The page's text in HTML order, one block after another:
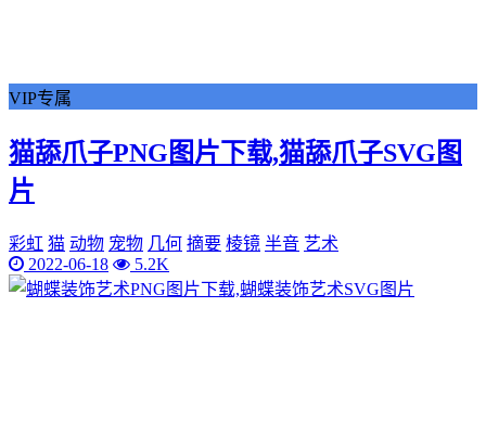
VIP专属
猫舔爪子PNG图片下载,猫舔爪子SVG图
片
彩虹 猫 动物 宠物 几何 摘要 棱镜 半音 艺术
2022-06-18
5.2K